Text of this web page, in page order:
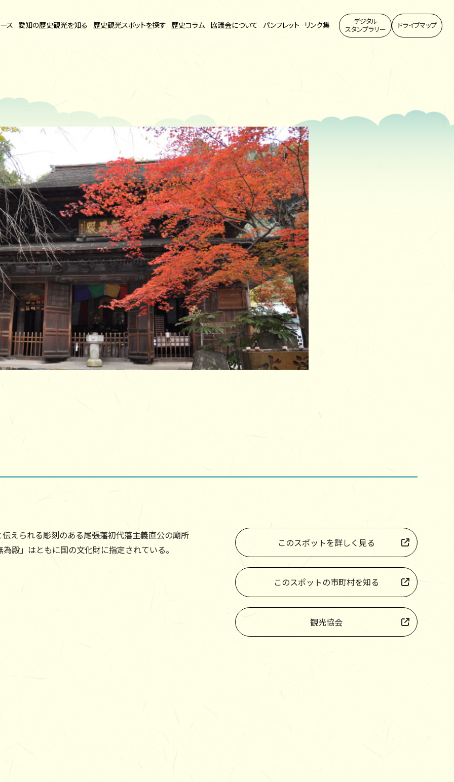
ス 愛知の歴史観光を知る 歴史観光スポットを探す 歴史コラム 協議会について パンフレット リンク集
デジタル
スタンプラリー
ドライブマップ
えられる彫刻のある尾張藩初代藩主義直公の廟所
殿」はともに国の文化財に指定されている。
このスポットを詳しく見る
このスポットの市町村を知る
観光協会